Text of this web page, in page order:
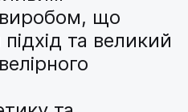
що
та великий